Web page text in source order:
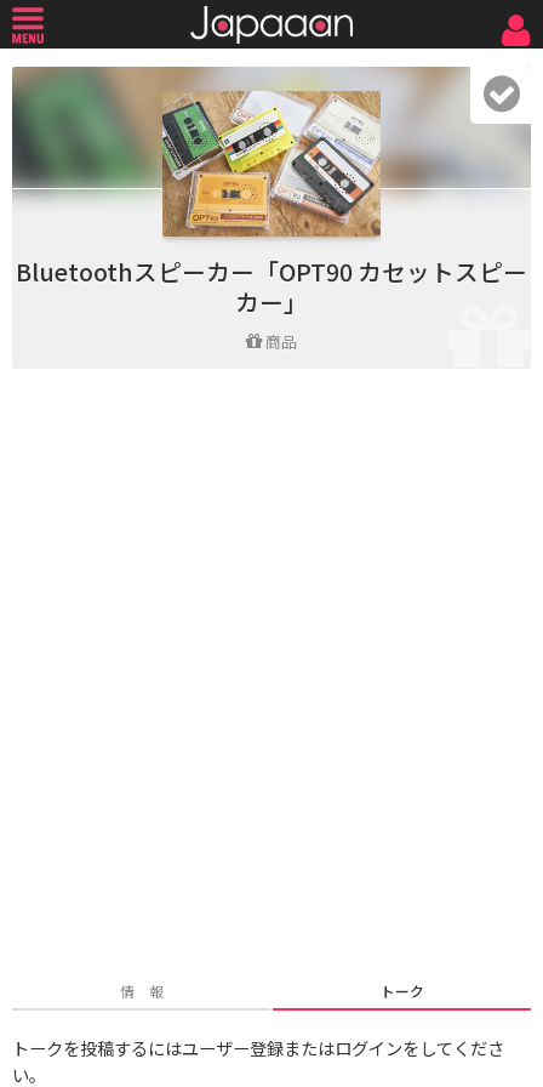
Bluetoothスピーカー「OPT90 カセットスピー
カー」
商品
情 報 トーク
トークを投稿するにはユーザー登録またはログインをしてくださ
い。